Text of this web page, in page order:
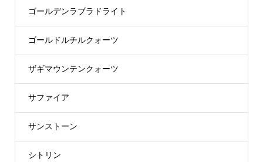
ゴールデンラブラドライト
ゴールドルチルクォーツ
ザギマウンテンクォーツ
サファイア
サンストーン
シトリン